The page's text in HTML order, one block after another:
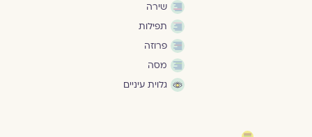
שירה
תפילות
פרוזה
מסה
גלוית עיניים